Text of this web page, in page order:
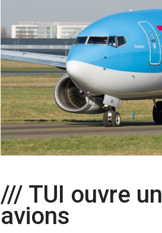
/// TUI ouvre
avions